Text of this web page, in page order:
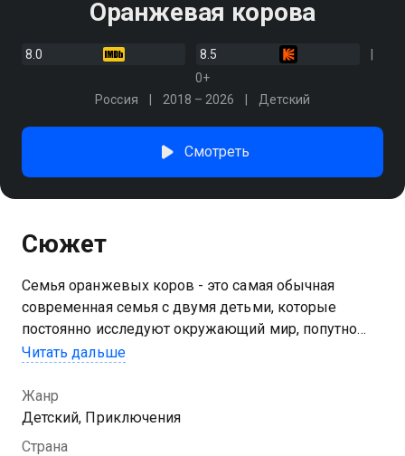
Оранжевая корова
8.0
8.5
0+
Россия
2018 – 2026 Детский
Смотреть
Сюжет
Семья оранжевых коров - это самая обычная
современная семья с двумя детьми, которые
постоянно исследуют окружающий мир, попутно
попадая в разные ситуации, из которых им
Читать дальше
Жанр
Детский, Приключения
Страна